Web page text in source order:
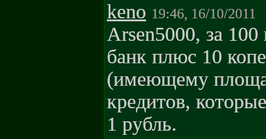
keno 19:46, 16/10/2011
Arsen5000, за
банк плюс 10
(имеющему
кредитов,
1 рубль.